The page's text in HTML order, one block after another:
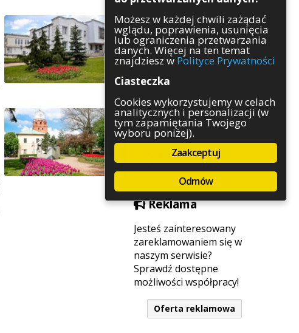
Kultura
Polityka
Pozostałe
Psychologia
Rolnictwo
Służby
Sport
Środowisko
Szkolnictwo
Wydarzenia
Zapowiedzi
Zdrowie
Reklama
Jesteś zainteresowany
zareklamowaniem się w
naszym serwisie?
Sprawdź dostępne
możliwości współpracy!
Oferta reklamowa
Możesz w każdej chwili zażądać
wglądu, poprawienia, usunięcia
lub ograniczenia przetwarzania
danych. Więcej na ten temat
znajdziesz w Polityce Prywatności
Ciasteczka
Cookies wykorzystujemy w celach
analitycznych i personalizacji (w
tym zapamiętania Twojego
wyboru poniżej).
Zaakceptuj
Odmów